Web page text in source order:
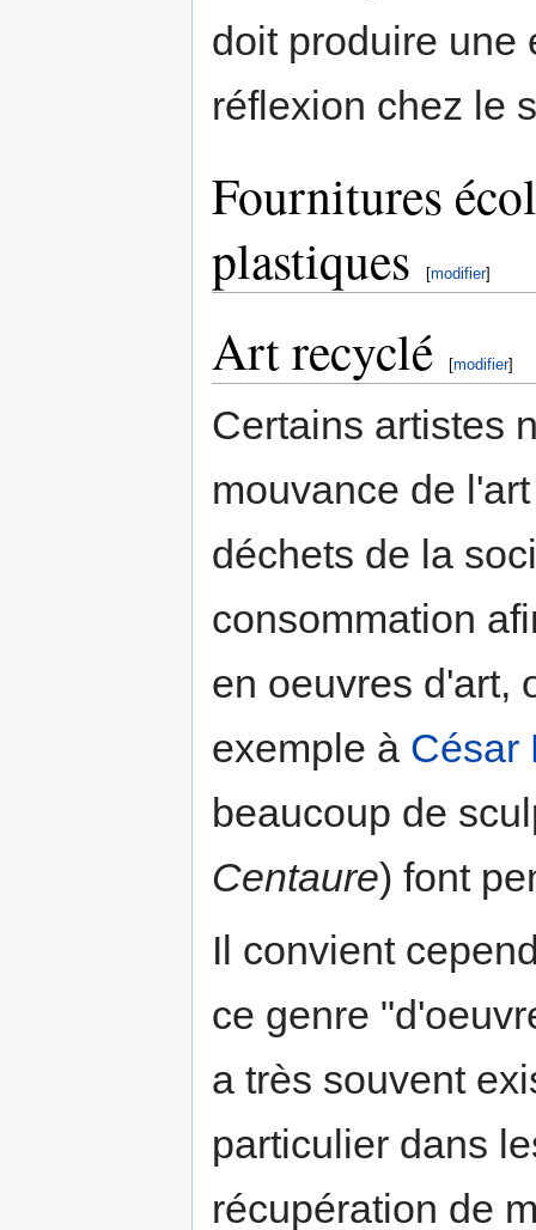
doit produire une
réflexion chez le
Fournitures
plastiques
[modifier]
Art recyclé [modifier]
Certains artistes
mouvance de
déchets de la
consommation
en oeuvres d'art,
exemple à César
beaucoup de
Centaure) font
Il convient
ce genre
a très souvent
particulier dans
récupération de